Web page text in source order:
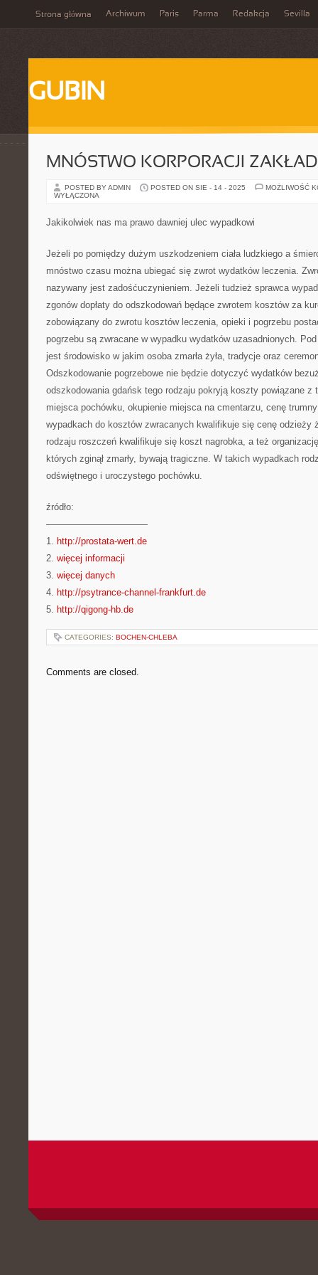
Strona główna Archiwum Paris Parma Redakcja Sevilla
GUBIN
MNÓSTWO KORPORACJI
POSTED BY ADMIN POSTED ON SIE - 14 - 2025
MOŻLIWOŚĆ
WYŁĄCZONA
Jakikolwiek nas ma prawo dawniej ulec wypadkowi
Jeżeli po pomiędzy dużym uszkodzeniem ciała ludzkiego a
mnóstwo czasu można ubiegać się zwrot wydatków leczenia.
nazywany jest zadośćuczynieniem. Jeżeli tudzież sprawca
zgonów dopłaty do odszkodowań będące zwrotem kosztów za
zobowiązany do zwrotu kosztów leczenia, opieki i pogrzebu
pogrzebu są zwracane w wypadku wydatków uzasadnionych.
jest środowisko w jakim osoba zmarła żyła, tradycje oraz
Odszkodowanie pogrzebowe nie będzie dotyczyć wydatków
odszkodowania gdańsk tego rodzaju pokryją koszty powiązane z
miejsca pochówku, okupienie miejsca na cmentarzu, cenę
wypadkach do kosztów zwracanych kwalifikuje się cenę odzieży
rodzaju roszczeń kwalifikuje się koszt nagrobka, a też
których zginął zmarły, bywają tragiczne. W takich wypadkach
odświętnego i uroczystego pochówku.
źródło:
———————————
1. http://prostata-wert.de
2. więcej informacji
3. więcej danych
4. http://psytrance-channel-frankfurt.de
5. http://qigong-hb.de
CATEGORIES: BOCHEN-CHLEBA
Comments are closed.